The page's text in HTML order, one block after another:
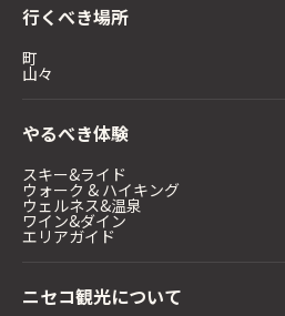
行くべき場所
町
山々
やるべき体験
スキー&ライド
ウォーク & ハイキング
ウェルネス&温泉
ワイン&ダイン
エリアガイド
ニセコ観光について